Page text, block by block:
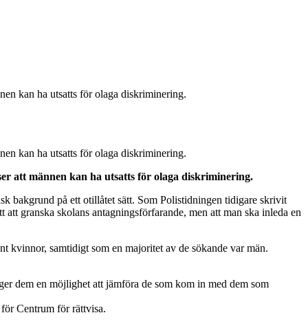
kan ha utsatts för olaga diskriminering.
kan ha utsatts för olaga diskriminering.
att männen kan ha utsatts för olaga diskriminering.
bakgrund på ett otillåtet sätt. Som Polistidningen tidigare skrivit
granska skolans antagningsförfarande, men att man ska inleda en
kvinnor, samtidigt som en majoritet av de sökande var män.
dem en möjlighet att jämföra de som kom in med dem som
Centrum för rättvisa.